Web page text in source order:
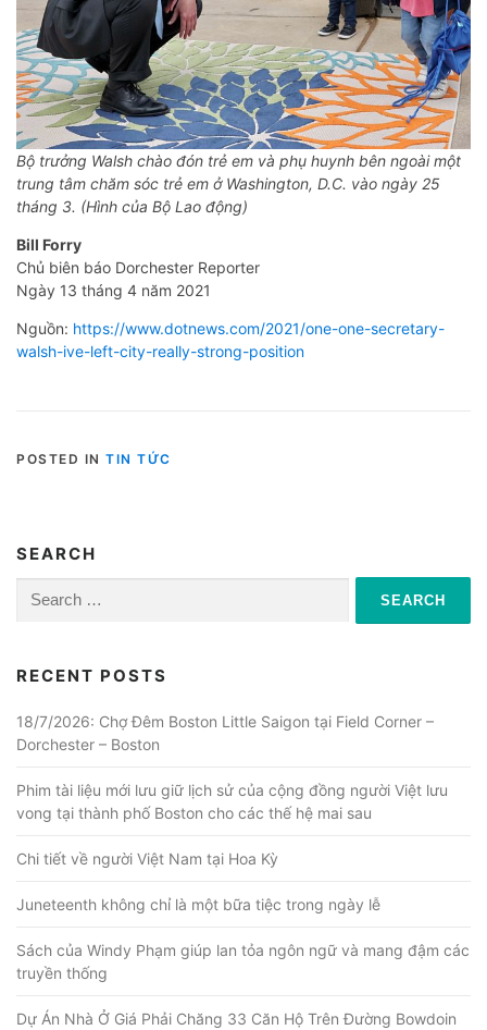
Bộ trưởng Walsh chào đón trẻ em và phụ huynh bên ngoài một
trung tâm chăm sóc trẻ em ở Washington, D.C. vào ngày 25
tháng 3. (Hình của Bộ Lao động)
Bill Forry
Chủ biên báo Dorchester Reporter
Ngày 13 tháng 4 năm 2021
Nguồn: https://www.dotnews.com/2021/one-one-secretary-
walsh-ive-left-city-really-strong-position
POSTED IN TIN TỨC
SEARCH
for:
RECENT POSTS
18/7/2026: Chợ Đêm Boston Little Saigon tại Field Corner –
Dorchester – Boston
Phim tài liệu mới lưu giữ lịch sử của cộng đồng người Việt lưu
vong tại thành phố Boston cho các thế hệ mai sau
Chi tiết về người Việt Nam tại Hoa Kỳ
Juneteenth không chỉ là một bữa tiệc trong ngày lễ
Sách của Windy Phạm giúp lan tỏa ngôn ngữ và mang đậm các
truyền thống
Dự Án Nhà Ở Giá Phải Chăng 33 Căn Hộ Trên Đường Bowdoin